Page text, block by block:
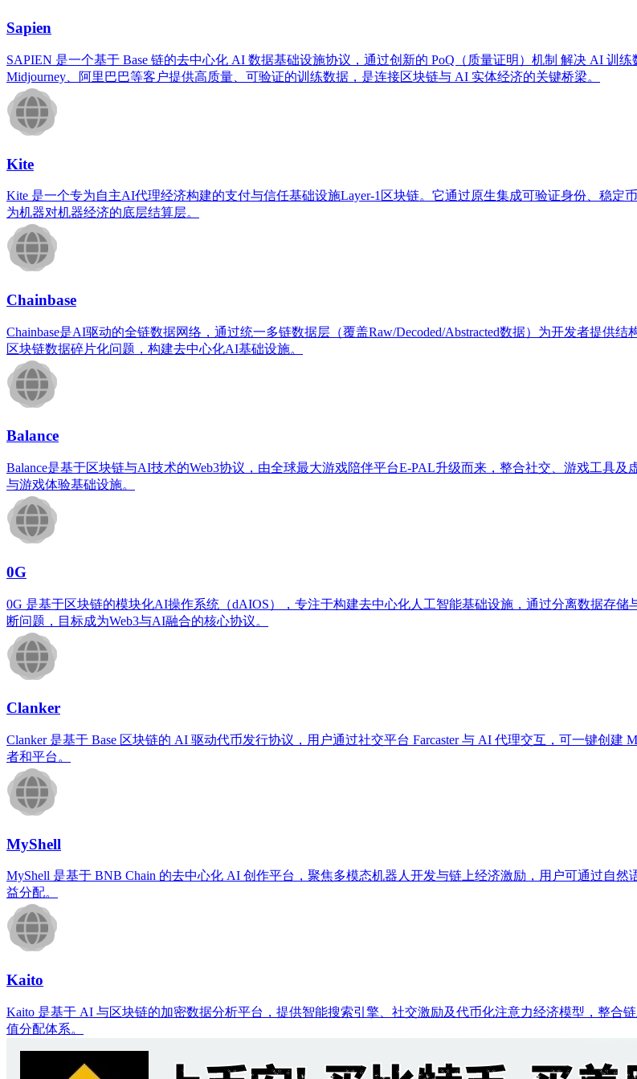
Sapien
SAPIEN 是一个基于 Base 链的去中心化 AI 数据基础设施协议，通过创新的 PoQ（质量证明）机制​ 解决 AI 训
Midjourney、阿里巴巴等客户提供高质量、可验证的训练数据，是连接区块链与 AI 实体经济的关键桥梁。
Kite
Kite 是一个专为自主AI代理经济构建的支付与信任基础设施Layer-1区块链。它通过原生集成可验证身份、稳
为机器对机器经济的底层结算层。
Chainbase
Chainbase是AI驱动的全链数据网络，通过统一多链数据层（覆盖Raw/Decoded/Abstracted数据）为开发者提供
区块链数据碎片化问题，构建去中心化AI基础设施。
Balance
Balance是基于区块链与AI技术的Web3协议，由全球最大游戏陪伴平台E-PAL升级而来，整合社交、游戏工具
与游戏体验基础设施。
0G
0G 是基于区块链的模块化AI操作系统（dAIOS），专注于构建去中心化人工智能基础设施，通过分离数据存
断问题，目标成为Web3与AI融合的核心协议。
Clanker
Clanker 是基于 Base 区块链的 AI 驱动代币发行协议，用户通过社交平台 Farcaster 与 AI 代理交互，可一键创
者和平台。
MyShell
MyShell 是基于 BNB Chain 的去中心化 AI 创作平台，聚焦多模态机器人开发与链上经济激励，用户可通过自
益分配。
Kaito
Kaito 是基于 AI 与区块链的加密数据分析平台，提供智能搜索引擎、社交激励及代币化注意力经济模型，整
值分配体系。